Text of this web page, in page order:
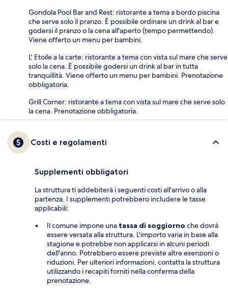
Gondola Pool Bar and Rest: ristorante a tema a bordo piscina
che serve solo il pranzo. È possibile ordinare un drink al bar e
godersi il pranzo o la cena all'aperto (tempo permettendo).
Viene offerto un menu per bambini.
L' Etoile a la carte: ristorante a tema con vista sul mare che serve
solo la cena. È possibile godersi un drink al bar in tutta
tranquillità. Viene offerto un menu per bambini. Prenotazione
obbligatoria.
Grill Corner: ristorante a tema con vista sul mare che serve solo
la cena. Prenotazione obbligatoria.
Costi e regolamenti
Supplementi obbligatori
La struttura ti addebiterà i seguenti costi all'arrivo o alla
partenza. I supplementi potrebbero includere le tasse
applicabili:
Il comune impone una tassa di soggiorno che dovrà
essere versata alla struttura. L'importo varia in base alla
stagione e potrebbe non applicarsi in alcuni periodi
dell'anno. Potrebbero essere previste altre esenzioni o
riduzioni. Per ulteriori informazioni, contatta la struttura
utilizzando i recapiti forniti nella conferma della
prenotazione.